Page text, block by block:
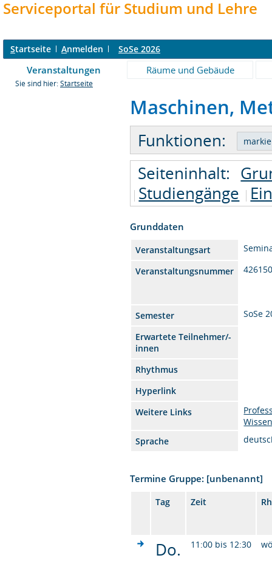
Serviceportal für Studium und Lehre
Startseite Anmelden SoSe 2026
Veranstaltungen Räume und Gebäude
Sie sind hier: Startseite
Maschinen,
Funktionen:
Seiteninhalt:
Studiengänge
Grunddaten
Veranstaltungsart
Veranstaltungsnummer
Semester
SoSe
Erwartete Teilnehmer/-
innen
Rhythmus
Hyperlink
Weitere Links
Sprache
Termine Gruppe: [unbenannt]
Tag Zeit
Do. 11:00 bis 12:30